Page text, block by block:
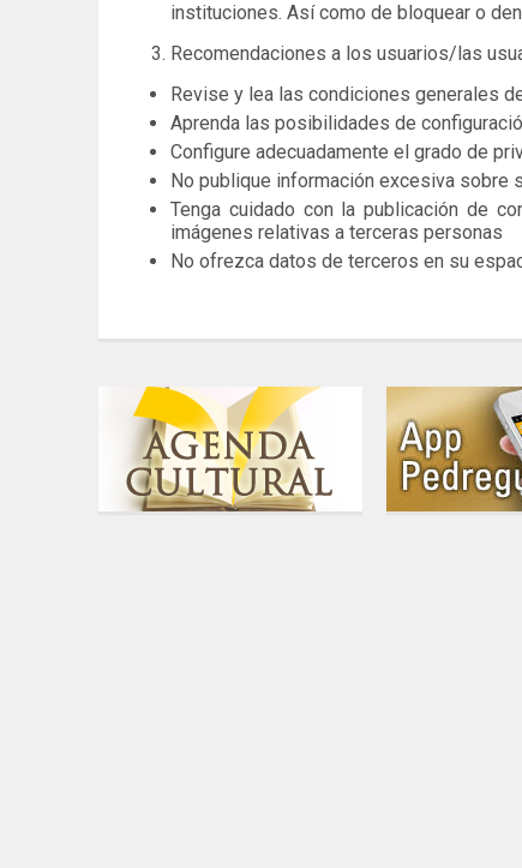
instituciones. Así como de bloquear o
Recomendaciones a los usuarios/las
Revise y lea las condiciones generales
Aprenda las posibilidades de
Configure adecuadamente el grado de
No publique información excesiva sobre
Tenga cuidado con la publicación de
imágenes relativas a terceras personas
No ofrezca datos de terceros en su